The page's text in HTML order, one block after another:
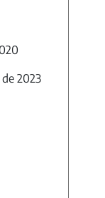
2023